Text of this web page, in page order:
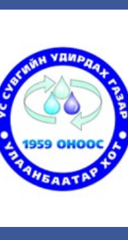
Сувгийн Удирдах
20 салбар